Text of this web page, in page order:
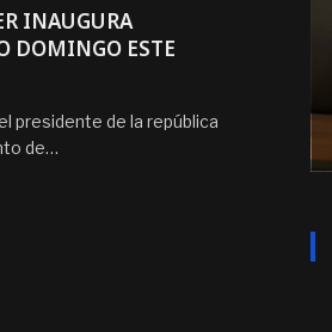
INAUGURA
DOMINGO ESTE
presidente de la república
de…